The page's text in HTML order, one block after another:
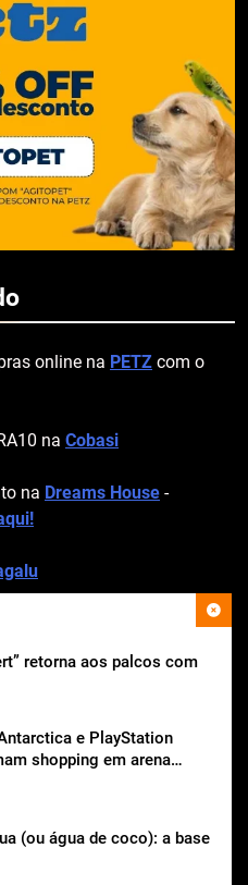
retorna aos palcos com
e PlayStation
shopping em arena
(ou água de coco): a base
online na PETZ com o
na Cobasi
na Dreams House -